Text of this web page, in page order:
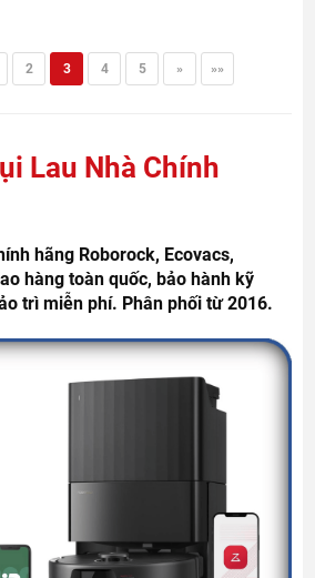
2 3 4 5 » »»
Lau Nhà Chính
hãng Roborock, Ecovacs,
hàng toàn quốc, bảo hành kỹ
trì miễn phí. Phân phối từ 2016.